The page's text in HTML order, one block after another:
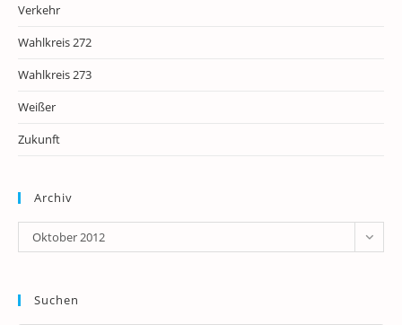
Verkehr
Wahlkreis 272
Wahlkreis 273
Weißer
Zukunft
Archiv
Archiv
Oktober 2012
Suchen